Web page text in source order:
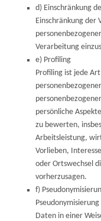
d) Einschränkung
Einschränkung
Verarbeitung
e) Profiling
Profiling ist jede
persönliche
zu bewerten,
Arbeitsleistung,
Vorlieben,
oder Ortswechsel
vorherzusagen.
f)
Daten in einer